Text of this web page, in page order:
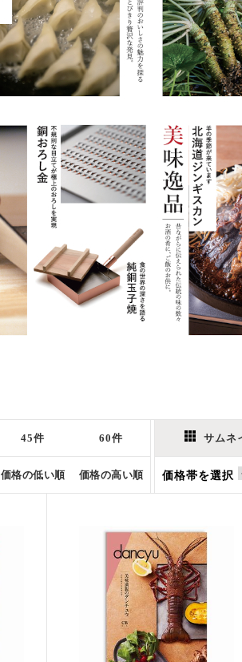
45件 60件
価格の低い順 価格の高い順
サムネ
価格帯を選択